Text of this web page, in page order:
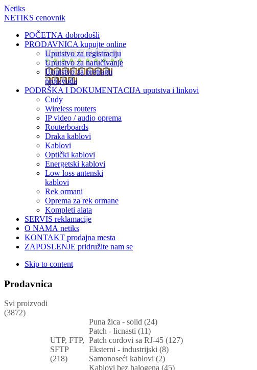
Netiks
NETIKS cenovnik
POČETNA dobrodošli
PRODAVNICA kupujte online
Uputstvo za registraciju
Uputstvo za naručivanje
Uputstvo za pretragu
proizvoda
PODRŠKA I DOKUMENTACIJA uputstva i linkovi
Cudy
Wireless routers
IP video / audio oprema
Routerboards
Draka kablovi
Kablovi
Optički kablovi
Energetski kablovi
Low loss antenski
kablovi
Rek ormani
Oprema za rek ormane
Kompleti alata
SERVIS reklamacije
O NAMA netiks
KONTAKT prodajna mesta
ZAPOSLENJE pridružite nam se
Skip to content
Prodavnica
Svi proizvodi
(3872)
UTP, FTP,
SFTP
(218)
Puna žica - solid (24)
Patch - licnasti (11)
Patch cordovi sa RJ-45 (127)
Eksterni - industrijski (8)
Samonoseći kablovi (2)
Kablovi bez halogena (45)